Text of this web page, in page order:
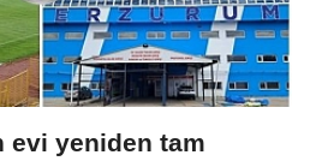
evi yeniden tam